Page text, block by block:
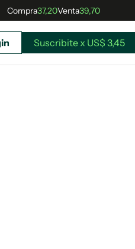
Compra37,20Venta39,70
Suscribite x US$ 3,45